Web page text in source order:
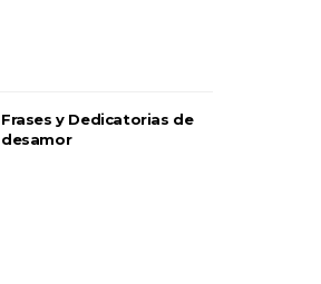
Frases y Dedicatorias de
desamor